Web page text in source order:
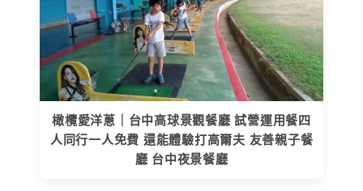
橄欖愛洋蔥｜台中高球景觀餐廳 試營運用餐四
人同行一人免費 還能體驗打高爾夫 友善親子餐
廳 台中夜景餐廳